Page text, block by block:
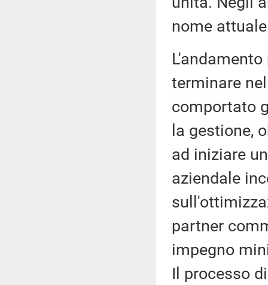
nome
terminare
comportato
la gestione,
ad iniziare
aziendale
partner
impegno
Il processo